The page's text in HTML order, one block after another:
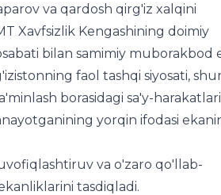
va qardosh qirg'iz xalqini
Xavfsizlik Kengashining doimiy
bilan samimiy muborakbod
faol tashqi siyosati,
borasidagi sa'y-
yorqin ifodasi
va o'zaro qo'llab-
tasdiqladi.